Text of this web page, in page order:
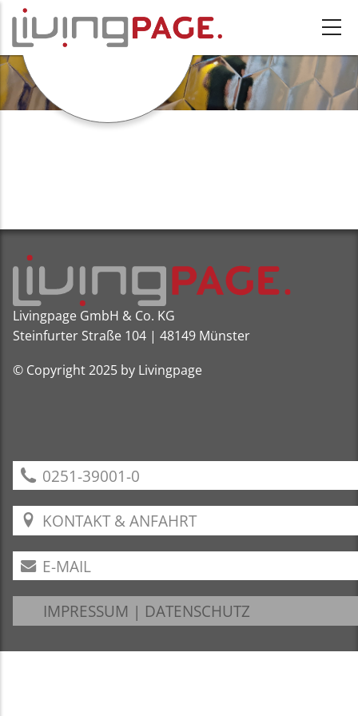
Direkt zum Inhalt
GRAFIKEN
Livingpage GmbH & Co. KG
Steinfurter Straße 104 | 48149 Münster
© Copyright 2025 by Livingpage
0251-39001-0
KONTAKT & ANFAHRT
E-MAIL
IMPRESSUM | DATENSCHUTZ